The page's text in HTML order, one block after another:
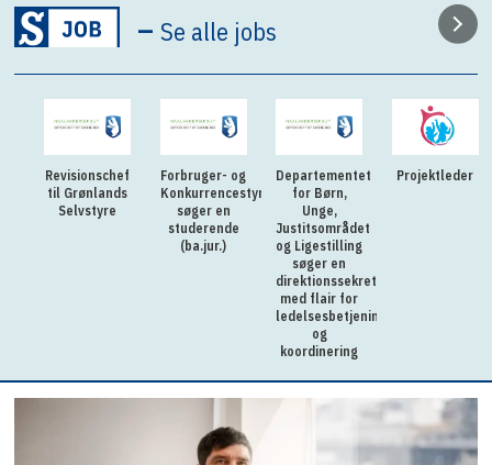
–Se alle jobs
Revisionschef
til Grønlands
Selvstyre
Forbruger- og
Konkurrencestyrelsen
søger en
studerende
(ba.jur.)
Departementet
for Børn,
Unge,
Justitsområdet
og Ligestilling
søger en
direktionssekretær
med flair for
ledelsesbetjening
og
koordinering
Projektleder